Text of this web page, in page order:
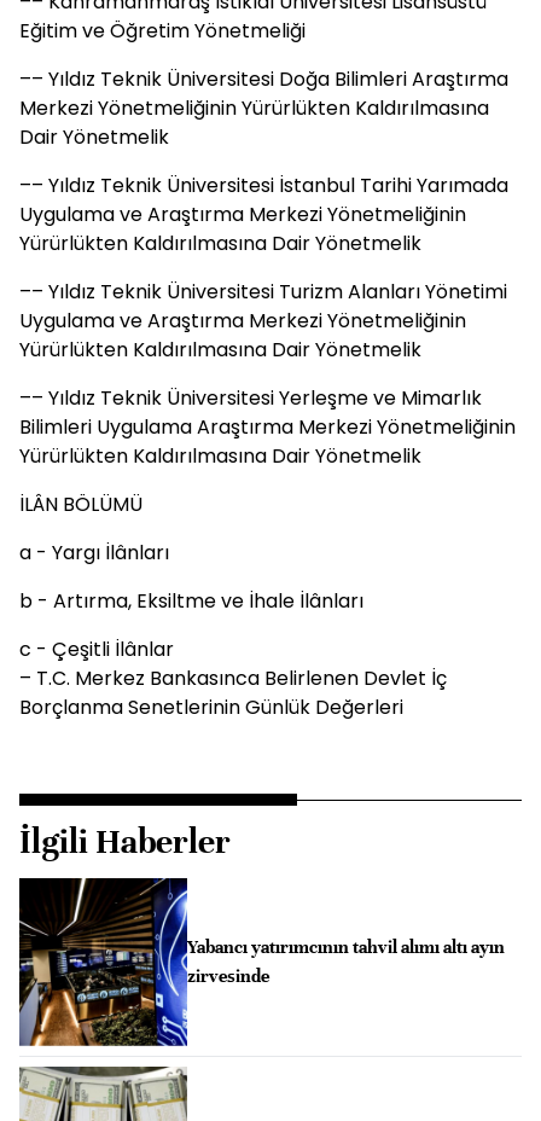
Eğitim ve Öğretim Yönetmeliği
–– Yıldız Teknik Üniversitesi Doğa Bilimleri Araştırma
Merkezi Yönetmeliğinin Yürürlükten Kaldırılmasına
Dair Yönetmelik
–– Yıldız Teknik Üniversitesi İstanbul Tarihi Yarımada
Uygulama ve Araştırma Merkezi Yönetmeliğinin
Yürürlükten Kaldırılmasına Dair Yönetmelik
–– Yıldız Teknik Üniversitesi Turizm Alanları Yönetimi
Uygulama ve Araştırma Merkezi Yönetmeliğinin
Yürürlükten Kaldırılmasına Dair Yönetmelik
–– Yıldız Teknik Üniversitesi Yerleşme ve Mimarlık
Bilimleri Uygulama Araştırma Merkezi Yönetmeliğinin
Yürürlükten Kaldırılmasına Dair Yönetmelik
İLÂN BÖLÜMÜ
a - Yargı İlânları
b - Artırma, Eksiltme ve İhale İlânları
c - Çeşitli İlânlar
– T.C. Merkez Bankasınca Belirlenen Devlet İç
Borçlanma Senetlerinin Günlük Değerleri
İlgili Haberler
Yabancı yatırımcının tahvil alımı altı ayın
zirvesinde